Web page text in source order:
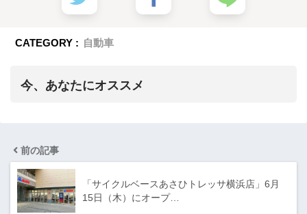
CATEGORY : 自動車
今、あなたにオススメ
前の記事
「サイクルベースあさひトレッサ横浜店」6月
15日（木）にオープ…